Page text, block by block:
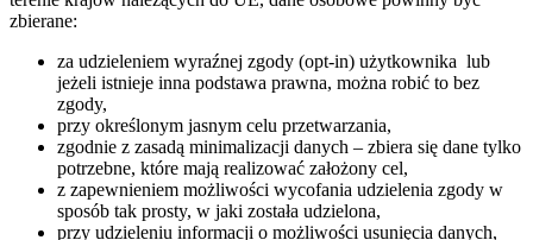
zbierane:
za udzieleniem wyraźnej zgody (opt-in) użytkownika lub
jeżeli istnieje inna podstawa prawna, można robić to bez
zgody,
przy określonym jasnym celu przetwarzania,
zgodnie z zasadą minimalizacji danych – zbiera się dane tylko
potrzebne, które mają realizować założony cel,
z zapewnieniem możliwości wycofania udzielenia zgody w
sposób tak prosty, w jaki została udzielona,
przy udzieleniu informacji o możliwości usunięcia danych,